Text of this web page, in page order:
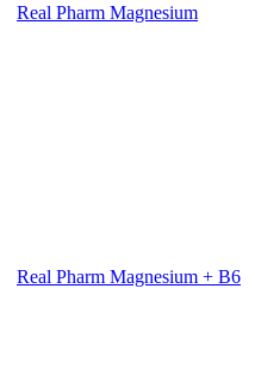
Real Pharm Magnesium
Real Pharm Magnesium + B6